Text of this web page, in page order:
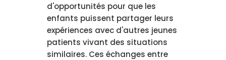
d'opportunités pour que les
enfants puissent partager leurs
expériences avec d'autres jeunes
patients vivant des situations
similaires. Ces échanges entre